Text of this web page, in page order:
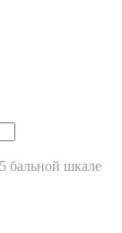
бальной шкале